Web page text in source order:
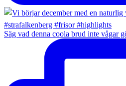
Säg vad denna coola brud inte vågar